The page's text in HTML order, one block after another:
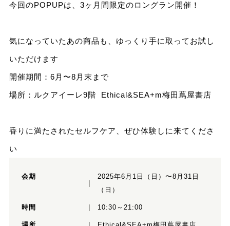
今回のPOPUPは、3ヶ月間限定のロングラン開催！
気になっていたあの商品も、ゆっくり手に取ってお試し
いただけます
開催期間：6月〜8月末まで
場所：ルクアイーレ9階 Ethical&SEA+m梅田蔦屋書店
香りに満たされたセルフケア、ぜひ体験しに来てくださ
い
会期
2025年6月1日（日）〜8月31日
（日）
時間 10:30～21:00